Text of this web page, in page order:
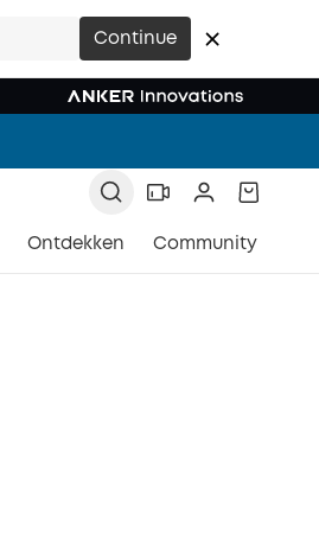
Continue
Ontdekken Community